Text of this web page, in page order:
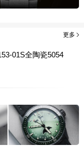
更多
01S全陶瓷5054